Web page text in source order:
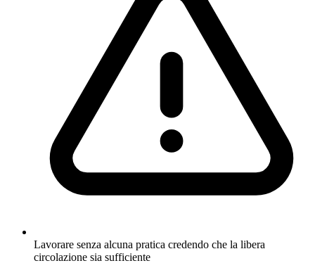
Lavorare senza alcuna pratica credendo che la libera
circolazione sia sufficiente